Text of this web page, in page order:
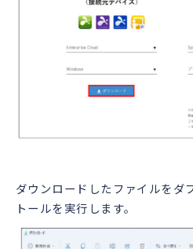
ダウンロードしたファイルをダ
トールを実行します。